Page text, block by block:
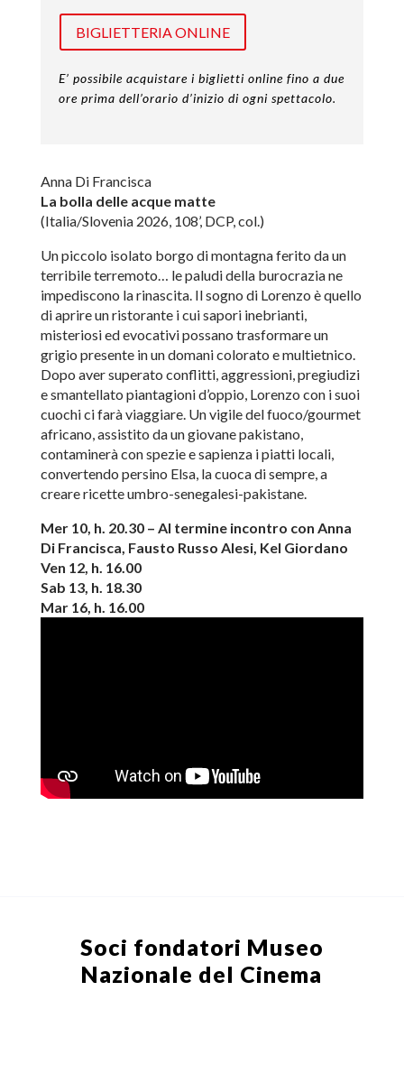
BIGLIETTERIA ONLINE
E’ possibile acquistare i biglietti online fino a due
ore prima dell’orario d’inizio di ogni spettacolo.
Anna Di Francisca
La bolla delle acque matte
(Italia/Slovenia 2026, 108’, DCP, col.)
Un piccolo isolato borgo di montagna ferito da un
terribile terremoto… le paludi della burocrazia ne
impediscono la rinascita. Il sogno di Lorenzo è quello
di aprire un ristorante i cui sapori inebrianti,
misteriosi ed evocativi possano trasformare un
grigio presente in un domani colorato e multietnico.
Dopo aver superato conflitti, aggressioni, pregiudizi
e smantellato piantagioni d’oppio, Lorenzo con i suoi
cuochi ci farà viaggiare. Un vigile del fuoco/gourmet
africano, assistito da un giovane pakistano,
contaminerà con spezie e sapienza i piatti locali,
convertendo persino Elsa, la cuoca di sempre, a
creare ricette umbro-senegalesi-pakistane.
Mer 10, h. 20.30 – Al termine incontro con Anna
Di Francisca, Fausto Russo Alesi, Kel Giordano
Ven 12, h. 16.00
Sab 13, h. 18.30
Mar 16, h. 16.00
Soci fondatori Museo
Nazionale del Cinema